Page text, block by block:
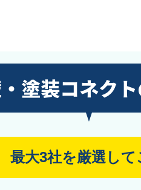
塗装コネク
最大3社を厳選して